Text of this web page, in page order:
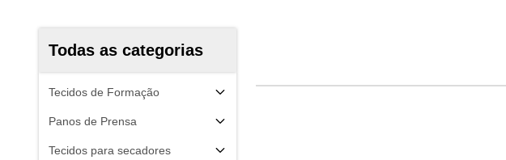
Todas as categorias
Tecidos de Formação
Panos de Prensa
Tecidos para secadores